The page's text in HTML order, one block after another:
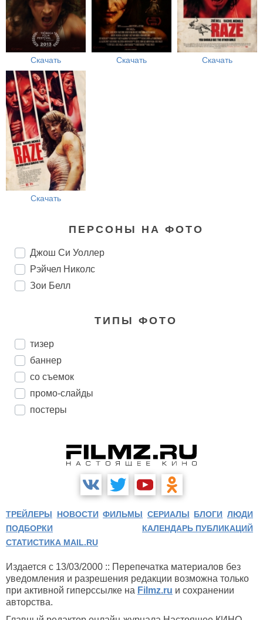
Скачать Скачать Скачать
Скачать
ПЕРСОНЫ НА ФОТО
Джош Си Уоллер
Рэйчел Николс
Зои Белл
ТИПЫ ФОТО
тизер
баннер
со съемок
промо-слайды
постеры
ТРЕЙЛЕРЫ НОВОСТИ ФИЛЬМЫ СЕРИАЛЫ БЛОГИ ЛЮДИ
ПОДБОРКИ
КАЛЕНДАРЬ ПУБЛИКАЦИЙ
СТАТИСТИКА MAIL.RU
Издается с 13/03/2000 :: Перепечатка материалов без
уведомления и разрешения редакции возможна только
при активной гиперссылке на Filmz.ru и сохранении
авторства.